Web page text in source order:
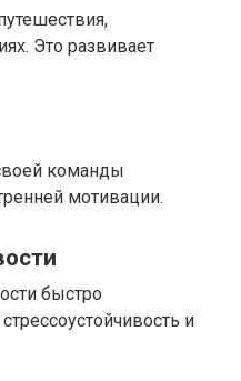
Это развивает
команды
мотивации.
быстро
и